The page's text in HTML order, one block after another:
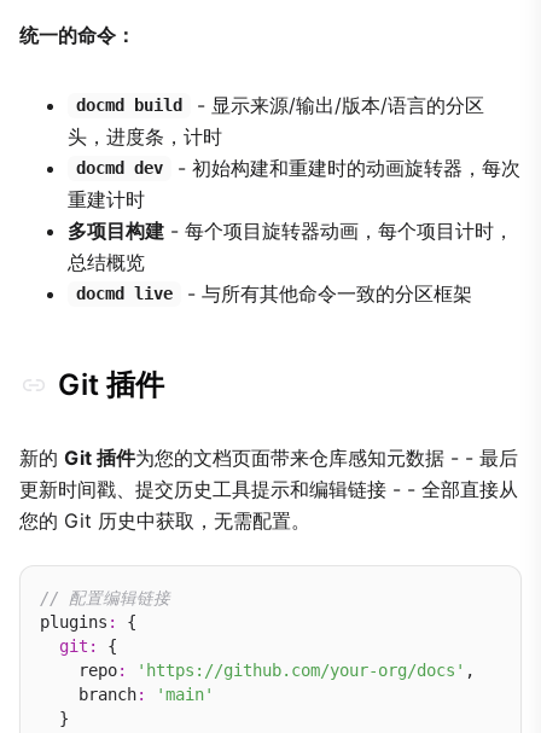
统一的命令：
docmd build
- 显示来源/输出/版本/语言的分区
头，进度条，计时
docmd dev
- 初始构建和重建时的动画旋转器，每次
重建计时
多项目构建 - 每个项目旋转器动画，每个项目计时，
总结概览
docmd live - 与所有其他命令一致的分区框架
Git 插件
新的 Git 插件为您的文档页面带来仓库感知元数据 - - 最后
更新时间戳、提交历史工具提示和编辑链接 - - 全部直接从
您的 Git 历史中获取，无需配置。
// 配置编辑链接
plugins :
{
git :
{
    repo
: 'https://github.com/your-org/docs' ,
    branch
:
'main'
  }